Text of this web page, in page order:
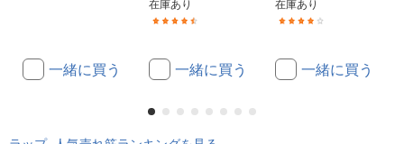
一緒に買う
在庫あり
一緒に買う
在庫あり
一緒に買う